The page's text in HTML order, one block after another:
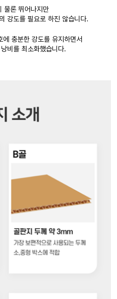
물론 뛰어나지만
강도를 필요로 하진 않습니다.
충분한 강도를 유지하면서
비를 최소화했습니다.